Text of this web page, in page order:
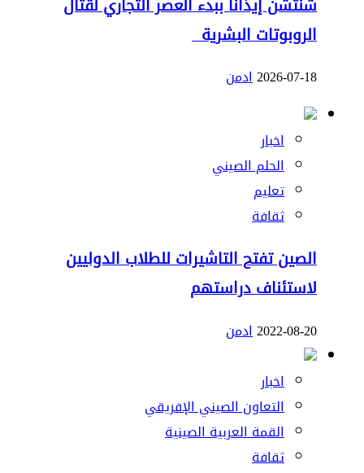
الروبوتات البشرية
2026-07-18ادمن
اخبار
الحلم الصيني
تعليم
ثقافة
الصين تفتح التاشيرات للطلاب الدوليين
لاستئناف دراستهم
2022-08-20ادمن
اخبار
التعاون الصيني الإفريقي
القمة العربية الصينية
ثقافة